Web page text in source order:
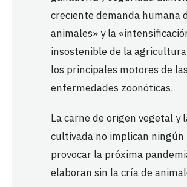
creciente demanda humana
animales» y la
insostenible de la
los principales motores de las
enfermedades zoonóticas.
La carne de origen vegetal y
cultivada no implican ningún
provocar la próxima
elaboran sin la cría de